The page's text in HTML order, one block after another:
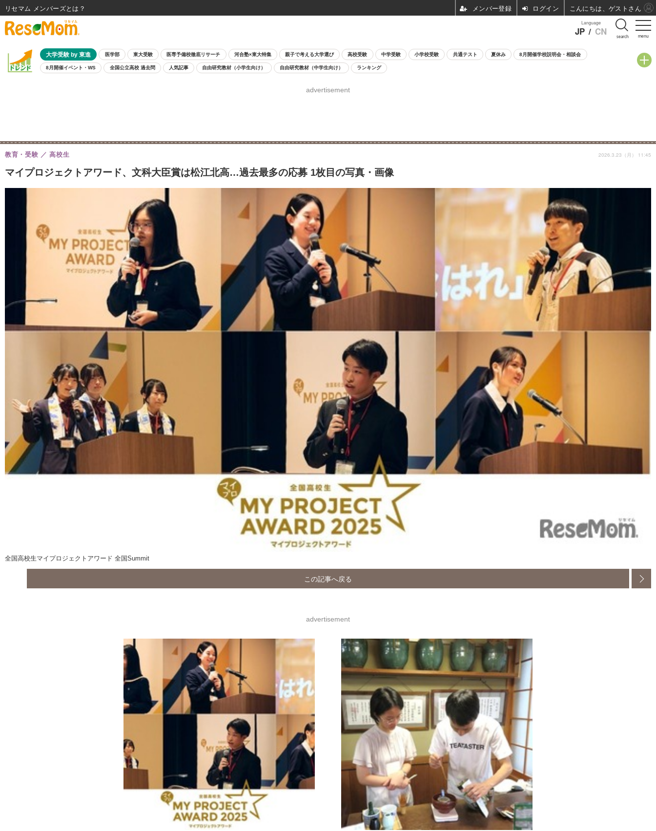
menu
Language
JP / CN search
大学受験 by 東進 医学部 東大受験 医専予備校徹底リサーチ 河合塾×東大特集 親子で考える大学選び 高校受験 中学受験 小学校受験 共通テスト 夏休み 8月開催学校説明会・相談会
8月開催イベント・WS 全国公立高校 過去問 人気記事 自由研究教材（小学生向け） 自由研究教材（中学生向け） ランキング
advertisement
マイプロジェクトアワード、文科大臣賞は松江北高…過去最多の応募 1枚目の写真・画像
教育・受験 高校生 2026.3.23（月） 11:45
全国高校生マイプロジェクトアワード 全国Summit
この記事へ戻る
advertisement
リセマム メンバーズ ログイン こんにちは、ゲストさん